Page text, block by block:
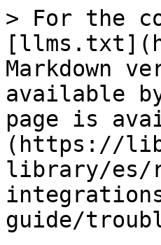
> For the
Markdown
available
page is
(https://
library/es/
guide/